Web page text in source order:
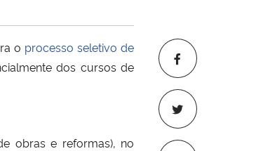
o processo seletivo de
dos cursos de
obras e reformas), no